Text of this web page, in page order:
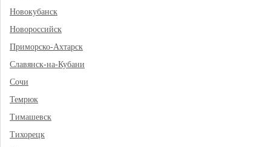
Новокубанск
Новороссийск
Приморско-Ахтарск
Славянск-на-Кубани
Сочи
Темрюк
Тимашевск
Тихорецк